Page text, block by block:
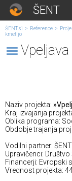
ŠENT
ŠENT.si > Reference >
kmetijo
Naziv projekta:
Kraj izvajanja
Oblika programa:
Obdobje trajanja
Vodilni partner:
Upravičenci: Društvo
Financerji: Evropski
Vrednost projekta: